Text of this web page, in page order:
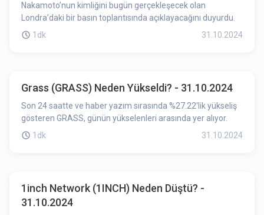
Nakamoto’nun kimliğini bugün gerçekleşecek olan
Londra’daki bir basın toplantısında açıklayacağını duyurdu.
1dk
31.10.2024
Grass (GRASS) Neden Yükseldi? - 31.10.2024
Son 24 saatte ve haber yazım sırasında %27.22'lik yükseliş
gösteren GRASS, günün yükselenleri arasında yer alıyor.
1dk
31.10.2024
1inch Network (1INCH) Neden Düştü? -
31.10.2024